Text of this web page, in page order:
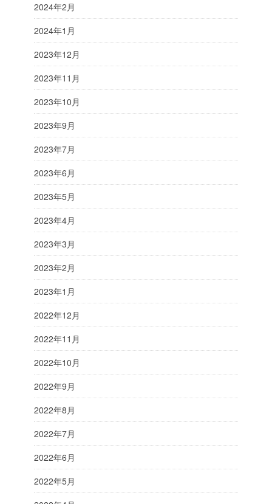
2024年2月
2024年1月
2023年12月
2023年11月
2023年10月
2023年9月
2023年7月
2023年6月
2023年5月
2023年4月
2023年3月
2023年2月
2023年1月
2022年12月
2022年11月
2022年10月
2022年9月
2022年8月
2022年7月
2022年6月
2022年5月